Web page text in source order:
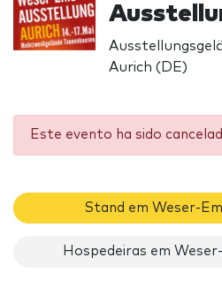
Aurich (DE)
Este evento ha sido
Stand em Weser-
Hospedeiras em